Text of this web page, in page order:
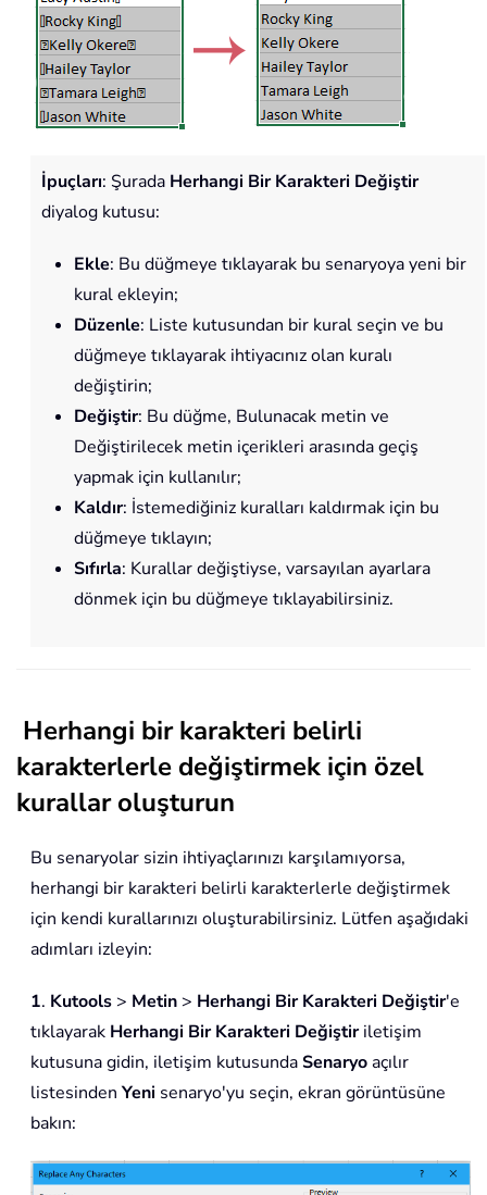
İpuçları: Şurada Herhangi Bir Karakteri Değiştir
diyalog kutusu:
Ekle: Bu düğmeye tıklayarak bu senaryoya yeni bir
kural ekleyin;
Düzenle: Liste kutusundan bir kural seçin ve bu
düğmeye tıklayarak ihtiyacınız olan kuralı
değiştirin;
Değiştir: Bu düğme, Bulunacak metin ve
Değiştirilecek metin içerikleri arasında geçiş
yapmak için kullanılır;
Kaldır: İstemediğiniz kuralları kaldırmak için bu
düğmeye tıklayın;
Sıfırla: Kurallar değiştiyse, varsayılan ayarlara
dönmek için bu düğmeye tıklayabilirsiniz.
Herhangi bir karakteri belirli
karakterlerle değiştirmek için özel
kurallar oluşturun
Bu senaryolar sizin ihtiyaçlarınızı karşılamıyorsa,
herhangi bir karakteri belirli karakterlerle değiştirmek
için kendi kurallarınızı oluşturabilirsiniz. Lütfen aşağıdaki
adımları izleyin:
1. Kutools > Metin > Herhangi Bir Karakteri Değiştir'e
tıklayarak Herhangi Bir Karakteri Değiştiriletişim
kutusuna gidin, iletişim kutusundaSenaryoaçılır
listesinden Yeni senaryo'yu seçin, ekran görüntüsüne
bakın: